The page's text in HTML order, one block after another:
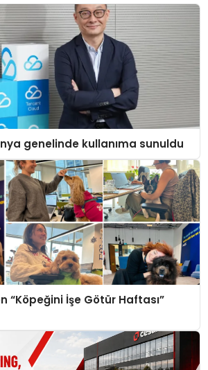
genelinde kullanıma sunuldu
“Köpeğini İşe Götür Haftası”